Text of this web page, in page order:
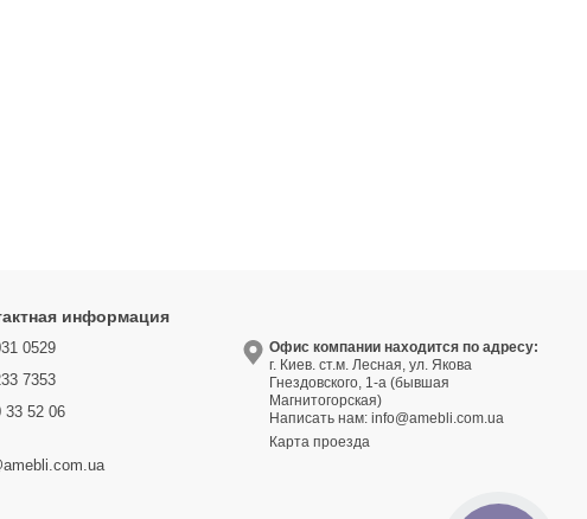
информация
0529
7353
33 52 06
Офис компании находится по адресу:
г. Киев. ст.м. Лесная, ул. Якова
Гнездовского, 1-а (бывшая
Магнитогорская)
Написать нам:info@amebli.com.ua
Карта проезда